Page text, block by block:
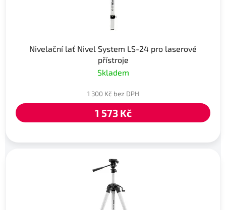
Nivelační lať Nivel System LS-24 pro laserové
přístroje
Skladem
1 300 Kč bez DPH
1 573 Kč